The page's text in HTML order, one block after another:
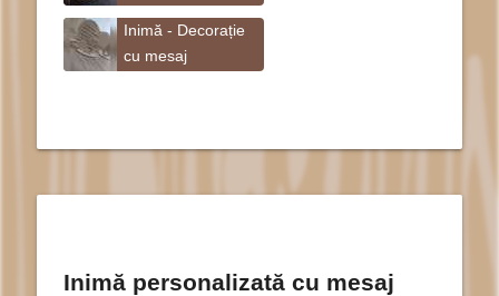
Inimă - Decorație
cu mesaj
Inimă personalizată cu mesaj